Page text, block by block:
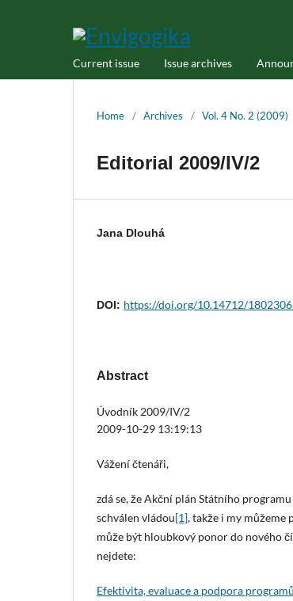
Current issue Issue archives
Home / Archives / Vol. 4 No. 2 (2009)
Editorial 2009/IV/2
Jana Dlouhá
DOI: https://doi.org/10.14712/
Abstract
Úvodník 2009/IV/2
2009-10-29 13:19:13
Vážení čtenáři,
zdá se, že Akční plán Státního
schválen vládou[1], takže i my můžeme
může být hloubkový ponor do nového
nejdete:
Efektivita, evaluace a podpora